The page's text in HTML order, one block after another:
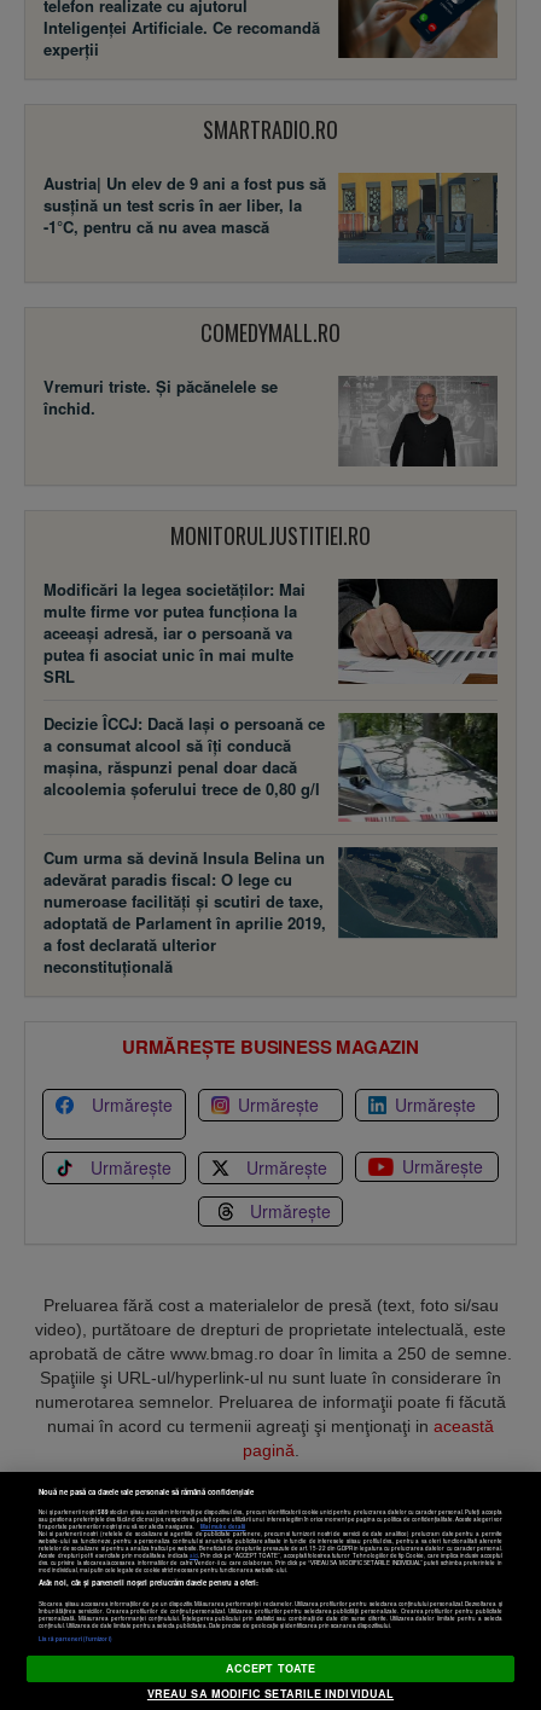
telefon realizate cu ajutorul
Inteligenței Artificiale. Ce recomandă
experții
SMARTRADIO.RO
Austria| Un elev de 9 ani a fost pus să
susţină un test scris în aer liber, la
-1°C, pentru că nu avea mască
COMEDYMALL.RO
Vremuri triste. Şi păcănelele se
închid.
MONITORULJUSTITIEI.RO
Modificări la legea societăţilor: Mai
multe firme vor putea funcţiona la
aceeaşi adresă, iar o persoană va
putea fi asociat unic în mai multe
SRL
Decizie ÎCCJ: Dacă laşi o persoană ce
a consumat alcool să îţi conducă
maşina, răspunzi penal doar dacă
alcoolemia şoferului trece de 0,80 g/l
Cum urma să devină Insula Belina un
adevărat paradis fiscal: O lege cu
numeroase facilităţi şi scutiri de taxe,
adoptată de Parlament în aprilie 2019,
a fost declarată ulterior
neconstituţională
URMĂREȘTE BUSINESS MAGAZIN
Urmărește Urmărește Urmărește
Urmărește Urmărește
Urmărește
Urmărește
Preluarea fără cost a materialelor de presă (text, foto si/sau
video), purtătoare de drepturi de proprietate intelectuală, este
aprobată de către www.bmag.ro doar în limita a 250 de semne.
Spaţiile şi URL-ul/hyperlink-ul nu sunt luate în considerare în
numerotarea semnelor. Preluarea de informaţii poate fi făcută
numai în acord cu termenii agreaţi şi menţionaţi in această
pagină
Termeni și condiții Confidențialitate Cookies Contact
Copyright © 2025 BUSINESSMEX S.A.
Setări cookies
Nouă ne pasă ca datele tale personale să rămână confidențiale
Noi și partenerii noștri589stocăm și/sau accesăm informații pe dispozitivul dvs., precum identificatorii cookie unici pentru prelucrarea datelor cu caracter personal. Puteți accepta
sau gestiona preferințele dvs. făcând clic mai jos, respectiv vă puteți opune utilizării unui interes legitim în orice moment pe pagina cu politica de confidențialitate. Aceste alegeri vor
fi raportate partenerilor noștri și nu vă vor afecta navigarea.
Mai multe detalii
Noi si partenerii nostri (retelele de socializare si agentiile de publicitate partenere, precum si furnizorii nostri de servicii de date analitice) prelucram date pentru a permite
website-ului sa functioneze, pentru a personaliza continutul si anunturile publicitare afisate in functie de interesele si/sau profilul dvs., pentru a va oferi functionalitati aferente
retelelor de socializare si pentru a analiza traficul pe website. Beneficiati de drepturile prevazute de art. 15-22 din GDPR in legatura cu prelucrarea datelor cu caracter personal.
Aceste drepturi pot fi exercitate prin modalitatea indicataaici. Prin click pe “ACCEPT TOATE”, acceptati folosirea tuturor Tehnologiilor de tip Cookie, care implica inclusiv acceptul
dvs. cu privire la stocarea/accesarea informatiilor de catre Vendor-ii cu care colaboram. Prin click pe “VREAU SA MODIFIC SETARILE INDIVIDUAL” puteti schimba preferintele in
mod individual, mai putin cele legate de cookie strict necesare pentru functionarea website-ului.
Atât noi, cât și partenerii noștri prelucrăm datele pentru a oferi:
Stocarea și/sau accesarea informațiilor de pe un dispozitiv. Măsurarea performanței reclamelor. Utilizarea profilurilor pentru selectarea conținutului personalizat. Dezvoltarea și
îmbunătățirea serviciilor. Crearea profilurilor de conținut personalizat. Utilizarea profilurilor pentru selectarea publicității personalizate. Crearea profilurilor pentru publicitate
personalizată. Măsurarea performanței conținutului. Înțelegerea publicului prin statistici sau combinații de date din surse diferite. Utilizarea datelor limitate pentru a selecta
conținutul. Utilizarea de date limitate pentru a selecta publicitatea. Date precise de geolocație și identificarea prin scanarea dispozitivului.
Listă parteneri (furnizori)
ACCEPT TOATE
VREAU SA MODIFIC SETARILE INDIVIDUAL